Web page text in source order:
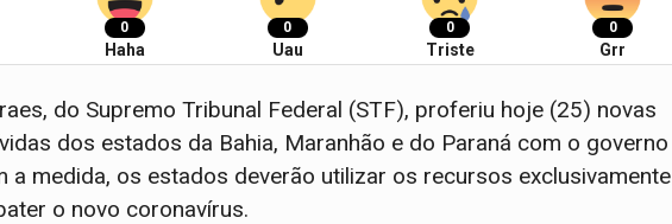
0
Haha
0
Uau
0
Triste
0
Grr
do Supremo Tribunal Federal (STF), proferiu hoje (25) novas
dos estados da Bahia, Maranhão e do Paraná com o governo
a medida, os estados deverão utilizar os recursos exclusivamente
o novo coronavírus.